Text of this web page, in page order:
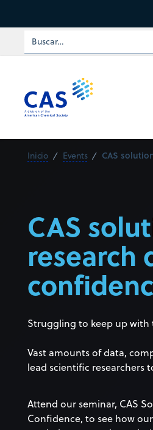
Inicio Events CAS
CAS
research
Struggling to keep up with
Vast amounts of data,
lead scientific researchers
Attend our seminar, CAS
Confidence, to see how